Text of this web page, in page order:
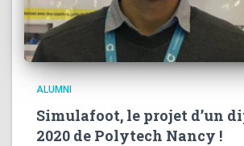
ALUMNI
Simulafoot, le projet d’un
2020 de Polytech Nancy !